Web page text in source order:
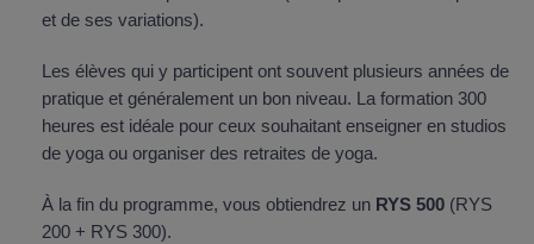
et de ses variations).
Les élèves qui y participent ont souvent plusieurs années de
pratique et généralement un bon niveau. La formation 300
heures est idéale pour ceux souhaitant enseigner en studios
de yoga ou organiser des retraites de yoga.
À la fin du programme, vous obtiendrez un RYS 500 (RYS
200 + RYS 300).